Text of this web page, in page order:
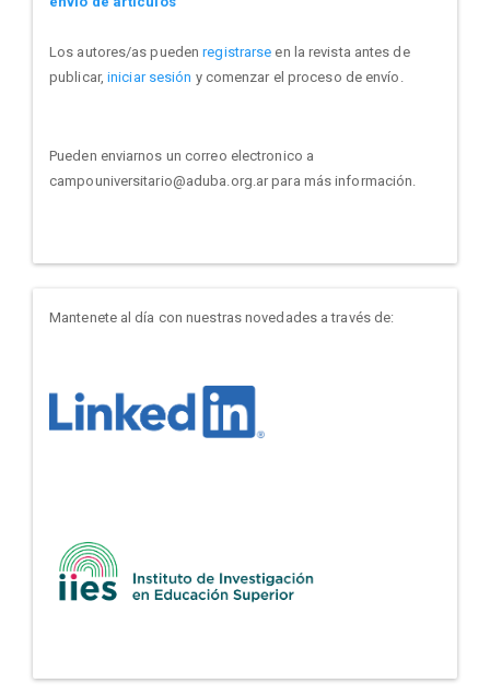
Los autores/as puedenregistrarse en la revista antes de
publicar, iniciar sesión y comenzar el proceso de envío.
Pueden enviarnos un correo electronico a
campouniversitario@aduba.org.ar para más información.
Mantenete al día con nuestras novedades a través de: